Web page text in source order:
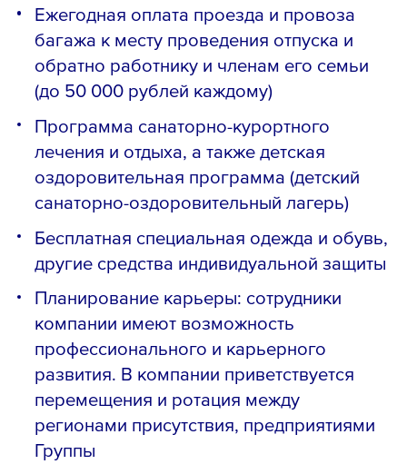
Ежегодная оплата проезда и провоза
багажа к месту проведения отпуска и
обратно работнику и членам его семьи
(до 50 000 рублей каждому)
Программа санаторно-курортного
лечения и отдыха, а также детская
оздоровительная программа (детский
санаторно-оздоровительный лагерь)
Бесплатная специальная одежда и обувь,
другие средства индивидуальной защиты
Планирование карьеры: сотрудники
компании имеют возможность
профессионального и карьерного
развития. В компании приветствуется
перемещения и ротация между
регионами присутствия, предприятиями
Группы